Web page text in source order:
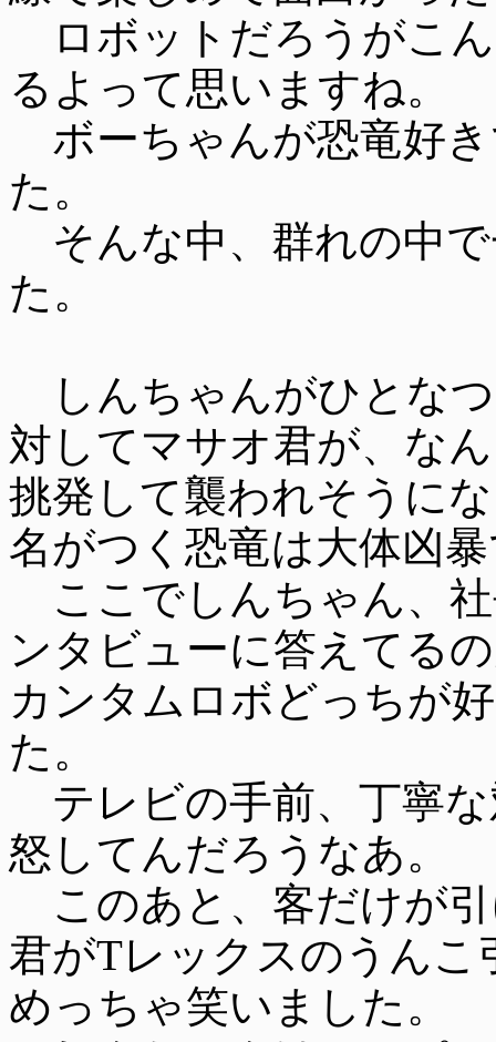
ロボットだろうがこ
るよって思いますね。
ボーちゃんが恐竜好
た。
そんな中、群れの中
た。
しんちゃんがひとな
対してマサオ君が、な
挑発して襲われそうに
名がつく恐竜は大体凶
ここでしんちゃん、
ンタビューに答えてる
カンタムロボどっちが
た。
テレビの手前、丁寧
怒してんだろうなあ。
このあと、客だけが
君がTレックスのうんこ
めっちゃ笑いました。